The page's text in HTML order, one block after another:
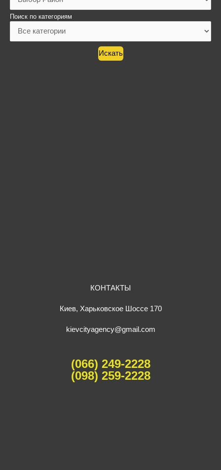
Поиск по категориям
КОНТАКТЫ
Киев, Харьковское Шоссе 170
kievcityagency@gmail.com
(066) 249-2228
(098) 259-2228